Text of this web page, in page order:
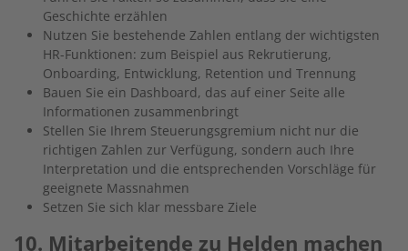
Geschichte erzählen
Nutzen Sie bestehende Zahlen entlang der wichtigsten
HR-Funktionen: zum Beispiel aus Rekrutierung,
Onboarding, Entwicklung, Retention und Trennung
Bauen Sie ein Dashboard, das auf einer Seite alle
Informationen zusammenbringt
Stellen Sie Ihrem Steuerungsgremium nicht nur die
richtigen Zahlen zur Verfügung, sondern auch Ihre
Interpretation und die entsprechenden Vorschläge für
geeignete Massnahmen
Setzen Sie sich klar messbare Ziele
10. Mitarbeitende zu Helden machen